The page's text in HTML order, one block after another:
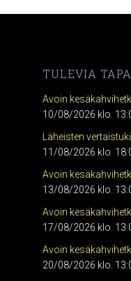
TULEVIA
Avoin
10/08/2026 klo.
Läheisten
11/08/2026 klo.
Avoin
13/08/2026 klo.
Avoin
17/08/2026 klo.
Avoin
20/08/2026 klo.